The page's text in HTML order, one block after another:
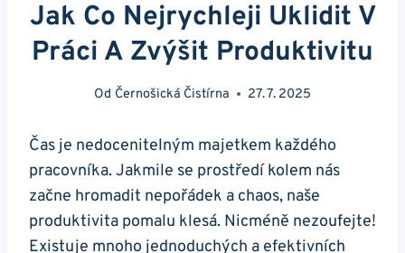
Jak Co Nejrychleji Uklidit V
Práci A Zvýšit Produktivitu
Od Černošická Čistírna 27. 7. 2025
Čas je nedocenitelným majetkem každého
pracovníka. Jakmile se prostředí kolem nás
začne hromadit nepořádek a chaos, naše
produktivita pomalu klesá. Nicméně nezoufejte!
Existuje mnoho jednoduchých a efektivních